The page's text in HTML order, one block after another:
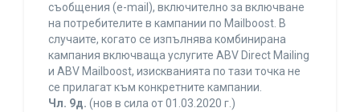
съобщения (e-mail), включително за включване
на потребителите в кампании по Mailboost. В
случаите, когато се изпълнява комбинирана
кампания включваща услугите ABV Direct Mailing
и ABV Mailboost, изискванията по тази точка не
се прилагат към конкретните кампании.
Чл. 9д. (нов в сила от 01.03.2020 г.)